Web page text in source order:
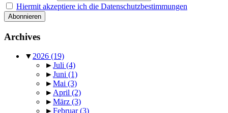
Hiermit akzeptiere ich die Datenschutzbestimmungen
Archives
▼ 2026 (19)
►Juli (4)
►Juni (1)
►Mai (3)
► April (2)
►März (3)
►Februar(3)